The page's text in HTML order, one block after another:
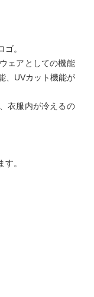
。
ェアとしての機能
、UVカット機能が
衣服内が冷えるの
。